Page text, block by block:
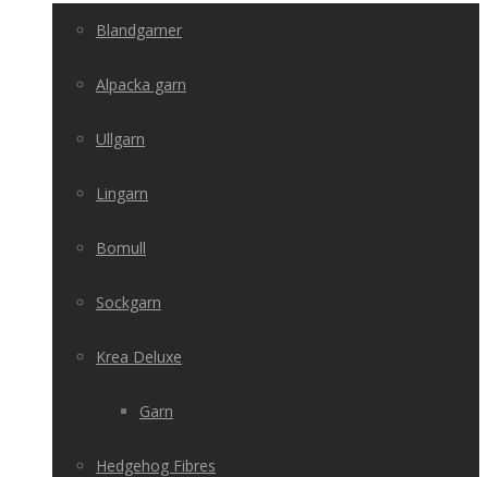
Blandgarner
Alpacka garn
Ullgarn
Lingarn
Bomull
Sockgarn
Krea Deluxe
Garn
Hedgehog Fibres